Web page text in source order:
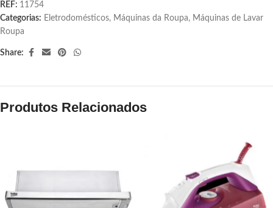
REF: 11754
Categorias: Eletrodomésticos, Máquinas da Roupa, Máquinas de Lavar
Roupa
Share:
Produtos Relacionados